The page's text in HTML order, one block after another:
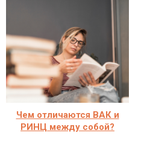
Чем отличаются ВАК и
РИНЦ между собой?